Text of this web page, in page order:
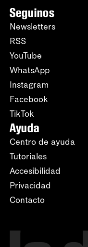
Seguinos
Newsletters
RSS
YouTube
WhatsApp
Instagram
Facebook
TikTok
Ayuda
Centro de ayuda
Tutoriales
Accesibilidad
Privacidad
Contacto